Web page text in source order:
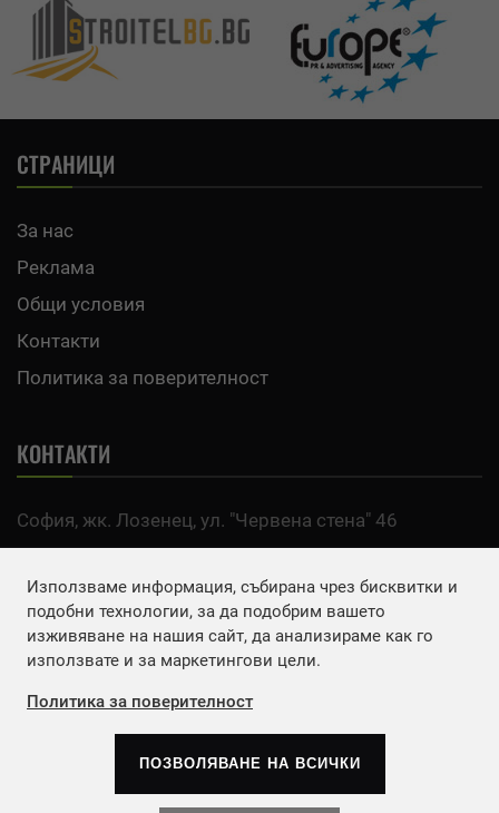
СТРАНИЦИ
За нас
Реклама
Общи условия
Контакти
Политика за поверителност
КОНТАКТИ
София, жк. Лозенец, ул. "Червена стена" 46
Email: office@agro.bg
FACEBOOK
Copyrights © 2026Агенция Европа ЕООД
Използваме информация, събирана чрез бисквитки и
подобни технологии, за да подобрим вашето
изживяване на нашия сайт, да анализираме как го
използвате и за маркетингови цели.
Политика за поверителност
ПОЗВОЛЯВАНЕ НА ВСИЧКИ